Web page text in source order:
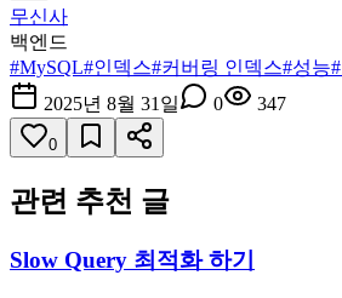
무신사
백엔드
#MySQL#인덱스#커버링 인덱스#성능#
2025년 8월 31일
0 347
0
관련 추천 글
Slow Query 최적화 하기